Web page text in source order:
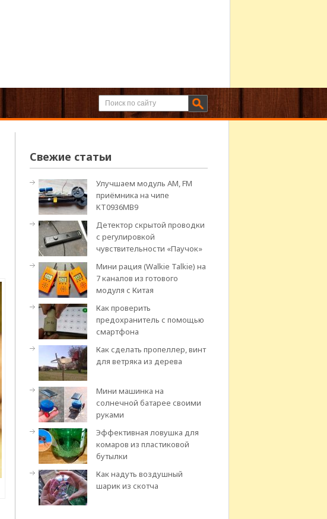
Свежие статьи
Улучшаем модуль АМ, FM
приёмника на чипе
KT0936MB9
Детектор скрытой проводки
с регулировкой
чувствительности «Паучок»
Мини рация (Walkie Talkie) на
7 каналов из готового
модуля с Китая
Как проверить
предохранитель с помощью
смартфона
Как сделать пропеллер, винт
для ветряка из дерева
Мини машинка на
солнечной батарее своими
руками
Эффективная ловушка для
комаров из пластиковой
бутылки
Как надуть воздушный
шарик из скотча